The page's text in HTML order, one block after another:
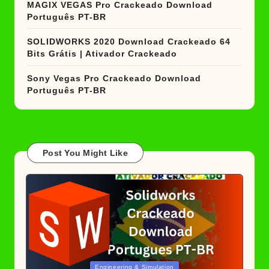
MAGIX VEGAS Pro Crackeado Download
Português PT-BR
SOLIDWORKS 2020 Download Crackeado 64
Bits Grátis | Ativador Crackeado
Sony Vegas Pro Crackeado Download
Português PT-BR
Post You Might Like
Engineering & Simulation